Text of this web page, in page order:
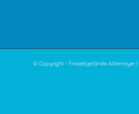
© Copyright - Freizeitgelände Ahlemeyer |